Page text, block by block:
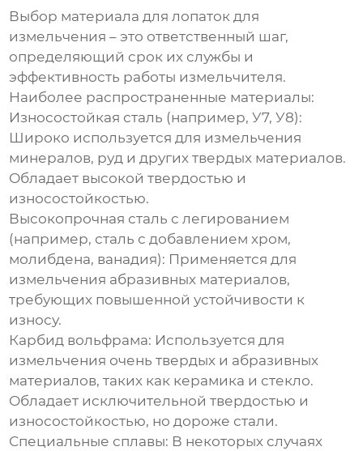
Выбор материала длялопаток для
измельчения – это ответственный шаг,
определяющий срок их службы и
эффективность работы измельчителя.
Наиболее распространенные материалы:
Износостойкая сталь (например, У7, У8):
Широко используется для измельчения
минералов, руд и других твердых материалов.
Обладает высокой твердостью и
износостойкостью.
Высокопрочная сталь с легированием
(например, сталь с добавлением хром,
молибдена, ванадия): Применяется для
измельчения абразивных материалов,
требующих повышенной устойчивости к
износу.
Карбид вольфрама: Используется для
измельчения очень твердых и абразивных
материалов, таких как керамика и стекло.
Обладает исключительной твердостью и
износостойкостью, но дороже стали.
Специальные сплавы: В некоторых случаях